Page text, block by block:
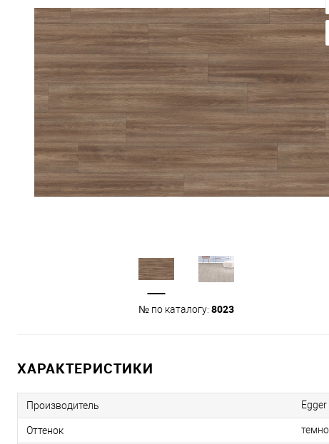
№ по каталогу: 8023
ХАРАКТЕРИСТИКИ
Производитель Egger
Оттенок